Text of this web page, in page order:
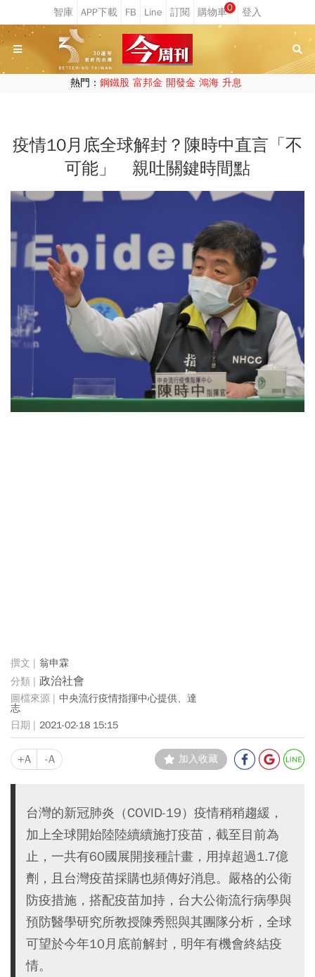
0
熱門： 鋼鐵股 富邦金 開發金 鴻海 升息
疫情10月底全球解封？陳時中直言「不
可能」 親吐關鍵時間點
翁申霖
政治社會
中央流行疫情指揮中心提供、達
志
2021-02-18 15:15
+A -A 加入收藏
台灣的新冠肺炎（COVID-19）疫情稍稍趨緩，
加上全球開始陸陸續續施打疫苗，截至目前為
止，一共有60國展開接種計畫，用掉超過1.7億
劑，且台灣疫苗採購也頻傳好消息。嚴格的公衛
防疫措施，搭配疫苗加持，台大公衛流行病學與
預防醫學研究所教授陳秀熙與其團隊分析，全球
可望於今年10月底前解封，明年有機會終結疫
情。